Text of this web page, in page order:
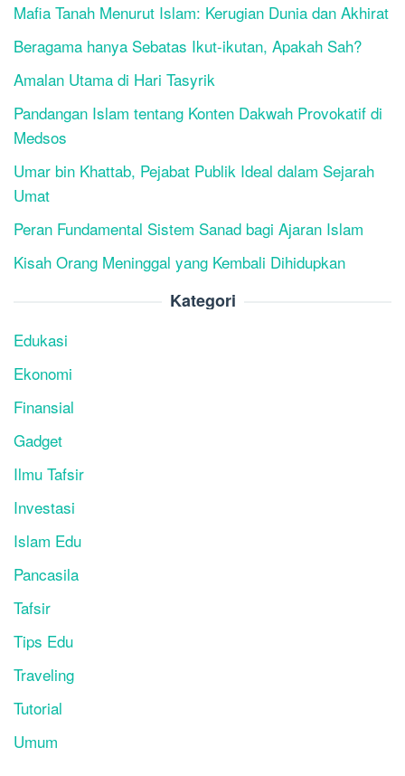
Mafia Tanah Menurut Islam: Kerugian Dunia dan Akhirat
Beragama hanya Sebatas Ikut-ikutan, Apakah Sah?
Amalan Utama di Hari Tasyrik
Pandangan Islam tentang Konten Dakwah Provokatif di
Medsos
Umar bin Khattab, Pejabat Publik Ideal dalam Sejarah
Umat
Peran Fundamental Sistem Sanad bagi Ajaran Islam
Kisah Orang Meninggal yang Kembali Dihidupkan
Kategori
Edukasi
Ekonomi
Finansial
Gadget
Ilmu Tafsir
Investasi
Islam Edu
Pancasila
Tafsir
Tips Edu
Traveling
Tutorial
Umum